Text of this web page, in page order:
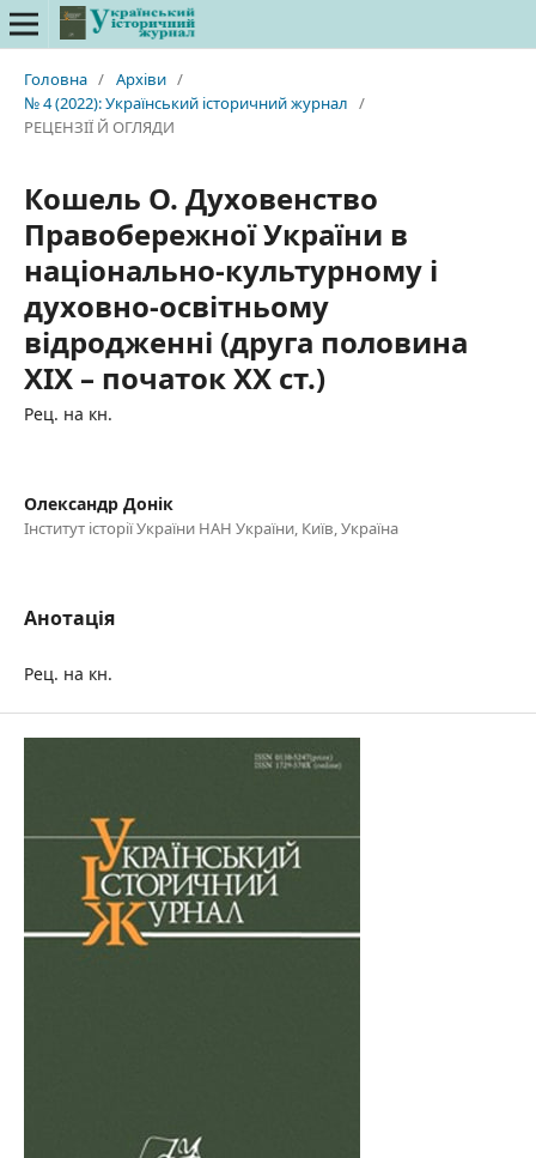
Головна / Архіви /
№ 4 (2022): Український історичний журнал /
РЕЦЕНЗІЇ Й ОГЛЯДИ
Кошель О. Духовенство
Правобережної України в
національно-культурному і
духовно-освітньому
відродженні (друга половина
ХІХ – початок ХХ ст.)
Рец. на кн.
Олександр Донік
Інститут історії України НАН України, Київ, Україна
Анотація
Рец. на кн.